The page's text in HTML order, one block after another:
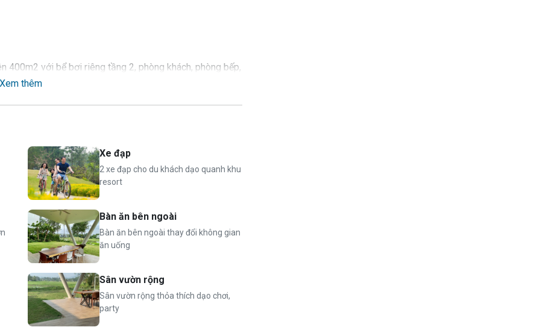
400m2 với bể bơi riêng tầng 2, phòng khách, phòng bếp,
nhã, tivi truyền hình cáp, wifi
lò vi sóng, bếp từ, nồi cơm điện, nồi lẩu, ấm siêu tốc
và bàn ăn trong nhà cho khách lựa chọn không gian
thưởng thức không khí trong lành
300.000 VND/ người
Xem thêm
Xe đạp
2 xe đạp cho du khách dạo quanh khu
resort
Bàn ăn bên ngoài
Bàn ăn bên ngoài thay đổi không gian
ăn uống
Sân vườn rộng
Sân vườn rộng thỏa thích dạo chơi,
party